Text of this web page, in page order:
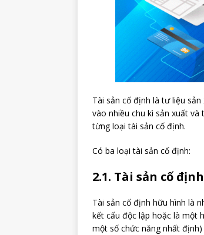
Tài sản cố định là tư liệu
vào nhiều chu kì sản xuất
từng loại tài sản cố định.
Có ba loại tài sản cố định:
2.1. Tài sản cố
Tài sản cố định hữu hình là
kết cấu độc lập hoặc là một
một số chức năng nhất